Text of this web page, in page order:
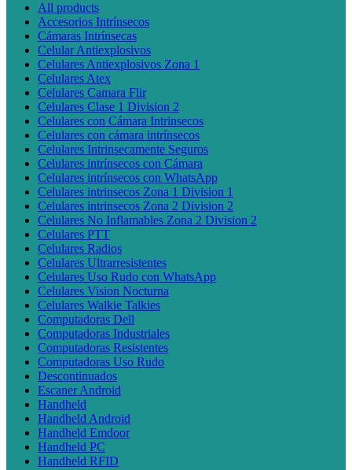
All products
Accesorios Intrínsecos
Cámaras Intrínsecas
Celular Antiexplosivos
Celulares Antiexplosivos Zona 1
Celulares Atex
Celulares Camara Flir
Celulares Clase 1 Division 2
Celulares con Cámara Intrinsecos
Celulares con cámara intrínsecos
Celulares Intrinsecamente Seguros
Celulares intrínsecos con Cámara
Celulares intrínsecos con WhatsApp
Celulares intrinsecos Zona 1 Division 1
Celulares intrinsecos Zona 2 Division 2
Celulares No Inflamables Zona 2 Division 2
Celulares PTT
Celulares Radios
Celulares Ultrarresistentes
Celulares Uso Rudo con WhatsApp
Celulares Vision Nocturna
Celulares Walkie Talkies
Computadoras Dell
Computadoras Industriales
Computadoras Resistentes
Computadoras Uso Rudo
Descontinuados
Escaner Android
Handheld
Handheld Android
Handheld Emdoor
Handheld PC
Handheld RFID